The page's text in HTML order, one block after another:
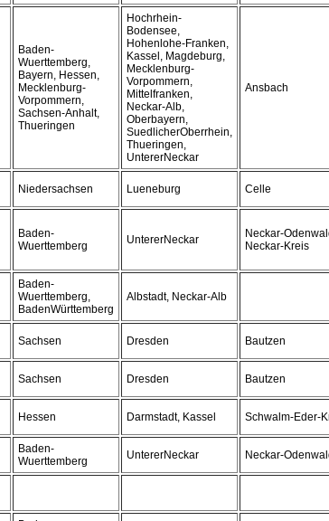
Baden-
Wuerttemberg,
Bayern, Hessen,
Mecklenburg-
Vorpommern,
Sachsen-Anhalt,
Thueringen
Hochrhein-
Bodensee,
Hohenlohe-Franken,
Kassel, Magdeburg,
Mecklenburg-
Vorpommern,
Mittelfranken,
Neckar-Alb,
Oberbayern,
SuedlicherOberrhein,
Thueringen,
UntererNeckar
Ansbach
Niedersachsen Lueneburg Celle
Baden-
Wuerttemberg
UntererNeckar
Neckar-
Neckar-Kreis
Baden-
Wuerttemberg,
BadenWürttemberg
Albstadt, Neckar-Alb
Sachsen Dresden Bautzen
Sachsen Dresden Bautzen
Hessen Darmstadt, Kassel Schwalm-Eder-
Baden-
Wuerttemberg
UntererNeckar Neckar-